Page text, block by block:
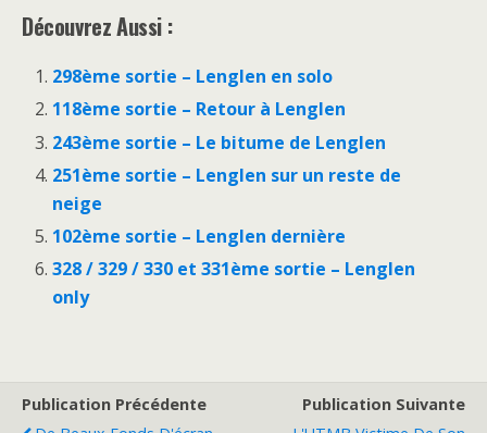
Découvrez Aussi :
298ème sortie – Lenglen en solo
118ème sortie – Retour à Lenglen
243ème sortie – Le bitume de Lenglen
251ème sortie – Lenglen sur un reste de
neige
102ème sortie – Lenglen dernière
328 / 329 / 330 et 331ème sortie – Lenglen
only
Publication Précédente
Publication Suivante